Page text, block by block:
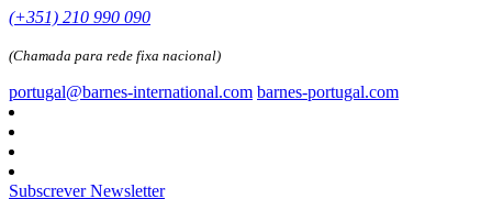
(+351) 210 990 090
(Chamada para rede fixa nacional)
portugal@barnes-international.com barnes-portugal.com
Subscrever Newsletter